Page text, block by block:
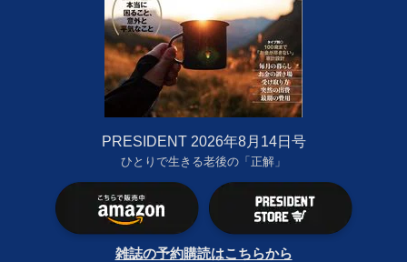
PRESIDENT 2026年8月14日号
ひとりで生きる老後の「正解」
雑誌の予約購読はこちらから